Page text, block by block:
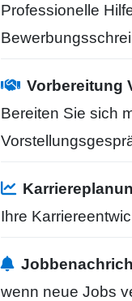
Professionelle
Vorbereitung
Bereiten Sie sich
Ihre
wenn neue Jobs